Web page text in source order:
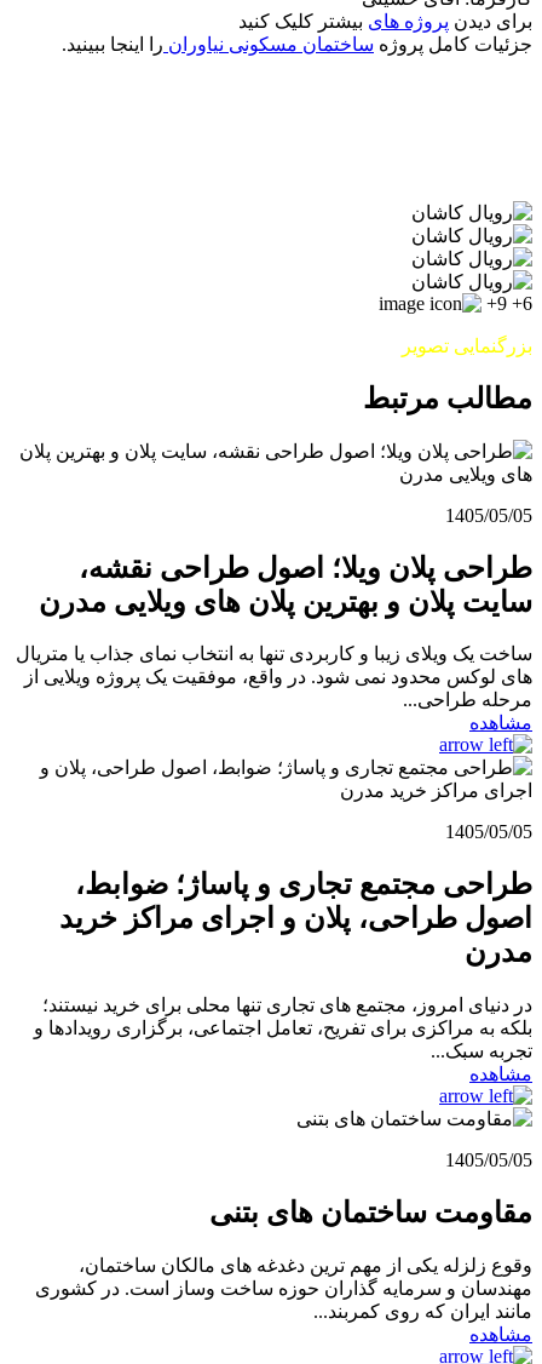
برای دیدن پروژه های بیشتر کلیک کنید
جزئیات کامل پروژه ساختمان مسکونی نیاوران را اینجا ببینید.
6+
9+
بزرگنمایی تصویر
مطالب مرتبط
1405/05/05
طراحی پلان ویلا؛ اصول طراحی نقشه،
سایت پلان و بهترین پلان های ویلایی مدرن
ساخت یک ویلای زیبا و کاربردی تنها به انتخاب نمای جذاب یا متریال
های لوکس محدود نمی شود. در واقع، موفقیت یک پروژه ویلایی از
مرحله طراحی...
مشاهده
1405/05/05
طراحی مجتمع تجاری و پاساژ؛ ضوابط،
اصول طراحی، پلان و اجرای مراکز خرید
مدرن
در دنیای امروز، مجتمع های تجاری تنها محلی برای خرید نیستند؛
بلکه به مراکزی برای تفریح، تعامل اجتماعی، برگزاری رویدادها و
تجربه سبک...
مشاهده
1405/05/05
مقاومت ساختمان های بتنی
وقوع زلزله یکی از مهم ترین دغدغه های مالکان ساختمان،
مهندسان و سرمایه گذاران حوزه ساخت وساز است. در کشوری
مانند ایران که روی کمربند...
مشاهده